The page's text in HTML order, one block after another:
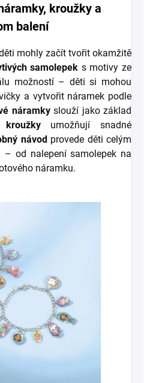
kroužky a
balení
mohly začít tvořit okamžitě
samolepek s motivy ze
možností – děti si mohou
a vytvořit náramek podle
náramkyslouží jako základ
umožňují snadné
návodprovede děti celým
– od nalepení samolepek na
náramku.